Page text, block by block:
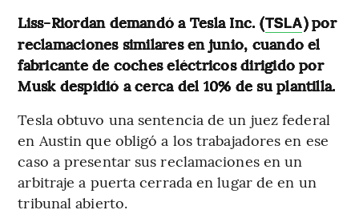
Liss-Riordan demandó a Tesla Inc. (TSLA) por
reclamaciones similares en junio, cuando el
fabricante de coches eléctricos dirigido por
Musk despidió a cerca del 10% de su plantilla.
Tesla obtuvo una sentencia de un juez federal
en Austin que obligó a los trabajadores en ese
caso a presentar sus reclamaciones en un
arbitraje a puerta cerrada en lugar de en un
tribunal abierto.